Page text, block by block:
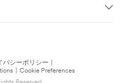
バシーポリシー
Cookie Preferences